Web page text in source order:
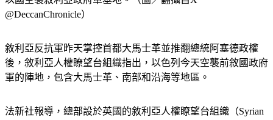
@DeccanChronicle）
敘利亞反抗軍昨天掌控首都大馬士革並推翻總統阿塞德政權
後，敘利亞人權瞭望台組織指出，以色列今天空襲前敘國政府
軍的陣地，包含大馬士革、南部和沿海等地區。
法新社報導，總部設於英國的敘利亞人權瞭望台組織（Syrian